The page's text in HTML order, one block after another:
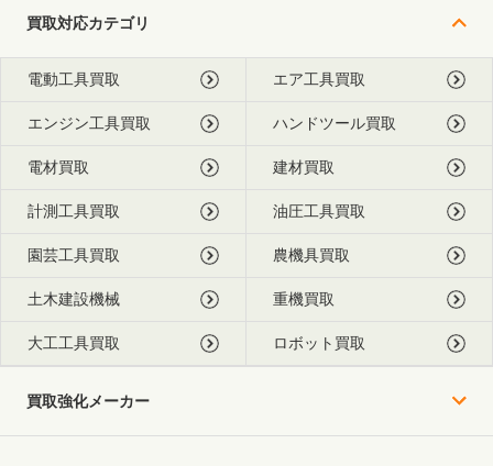
買取対応カテゴリ
電動工具買取 エア工具買取
エンジン工具買取 ハンドツール買取
電材買取 建材買取
計測工具買取 油圧工具買取
園芸工具買取 農機具買取
土木建設機械 重機買取
大工工具買取 ロボット買取
買取強化メーカー